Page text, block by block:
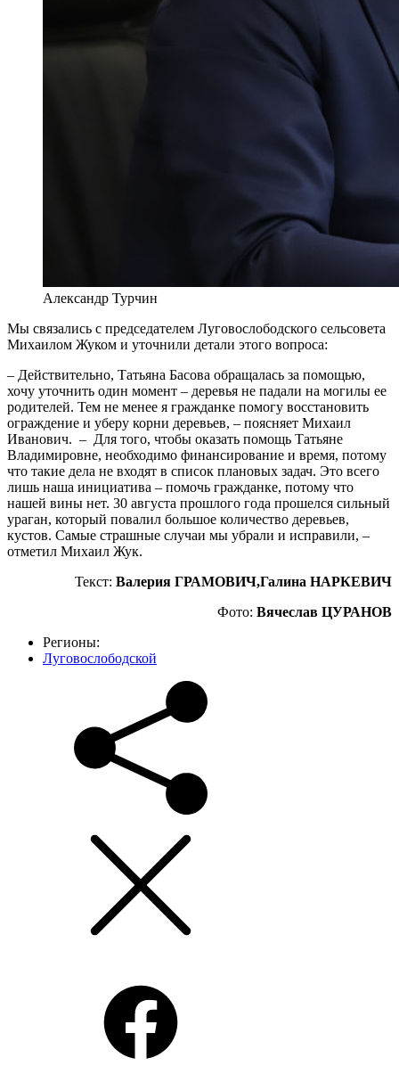
Александр Турчин
Мы связались с председателем Луговослободского сельсовета
Михаилом Жуком и уточнили детали этого вопроса:
– Действительно, Татьяна Басова обращалась за помощью,
хочу уточнить один момент – деревья не падали на могилы ее
родителей. Тем не менее я гражданке помогу восстановить
ограждение и уберу корни деревьев, – поясняет Михаил
Иванович. – Для того, чтобы оказать помощь Татьяне
Владимировне, необходимо финансирование и время, потому
что такие дела не входят в список плановых задач. Это всего
лишь наша инициатива – помочь гражданке, потому что
нашей вины нет. 30 августа прошлого года прошелся сильный
ураган, который повалил большое количество деревьев,
кустов. Самые страшные случаи мы убрали и исправили, –
отметил Михаил Жук.
Текст: Валерия ГРАМОВИЧ,Галина НАРКЕВИЧ
Фото: Вячеслав ЦУРАНОВ
Регионы:
Луговослободской